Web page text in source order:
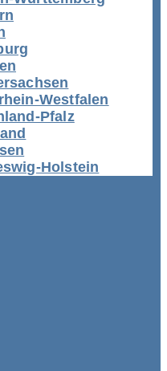
Westfalen
Pfalz
Holstein